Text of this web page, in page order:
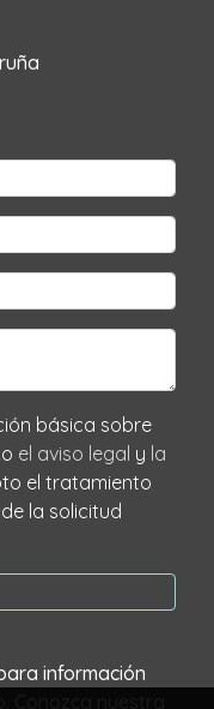
el aviso legal y la
el tratamiento
la solicitud
información